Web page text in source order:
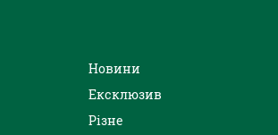
Новини
Ексклюзив
Різне